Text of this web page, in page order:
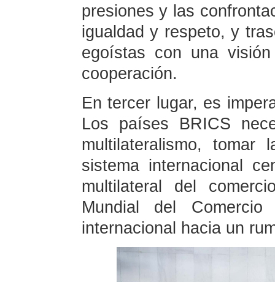
presiones y las
igualdad y respeto, y
egoístas con una
cooperación.
En tercer lugar, es
Los países BRICS
multilateralismo, tomar
sistema internacional
multilateral del
Mundial del
internacional hacia un